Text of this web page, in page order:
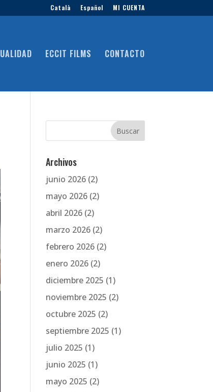
Català Español MI CUENTA
ECCIT FILMS CONTACTO
Archivos
junio 2026 (2)
mayo 2026 (2)
abril 2026 (2)
marzo 2026 (2)
febrero 2026 (2)
enero 2026 (2)
diciembre 2025 (1)
noviembre 2025 (2)
octubre 2025 (2)
septiembre 2025 (1)
julio 2025 (1)
junio 2025 (1)
mayo 2025 (2)